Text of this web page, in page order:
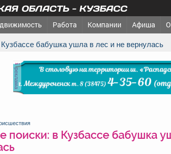
ОБЛАСТЬ - КУЗБАСС
Работа Компании Афиша
Кузбассе бабушка ушла в лес и не вернулась
реклама
поиски: в Кузбассе бабушка